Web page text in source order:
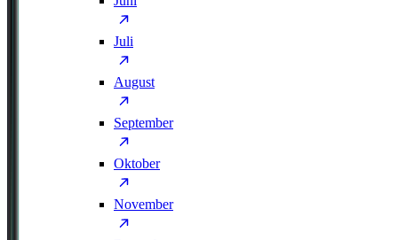
Juli
August
September
Oktober
November